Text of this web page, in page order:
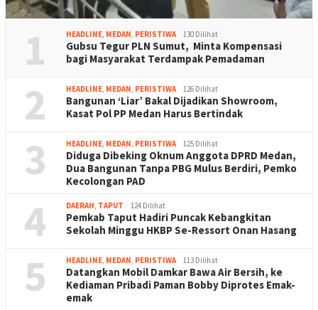
1 HEADLINE, MEDAN, PERISTIWA 130 Dilihat
Gubsu Tegur PLN Sumut, Minta Kompensasi
bagi Masyarakat Terdampak Pemadaman
2 HEADLINE, MEDAN, PERISTIWA 126 Dilihat
Bangunan ‘Liar’ Bakal Dijadikan Showroom,
Kasat Pol PP Medan Harus Bertindak
3 HEADLINE, MEDAN, PERISTIWA 125 Dilihat
Diduga Dibeking Oknum Anggota DPRD Medan,
Dua Bangunan Tanpa PBG Mulus Berdiri, Pemko
Kecolongan PAD
4 DAERAH, TAPUT 124 Dilihat
Pemkab Taput Hadiri Puncak Kebangkitan
Sekolah Minggu HKBP Se-Ressort Onan Hasang
5 HEADLINE, MEDAN, PERISTIWA 113 Dilihat
Datangkan Mobil Damkar Bawa Air Bersih, ke
Kediaman Pribadi Paman Bobby Diprotes Emak-
emak